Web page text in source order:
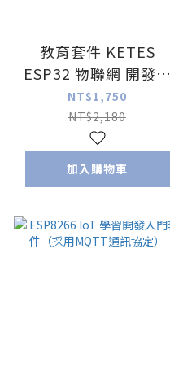
教育套件 KETES
ESP32 物聯網 開發板
入門學習套件
MicroPython
Arduino 樹莓派
NT$1,750
NT$2,180
加入購物車